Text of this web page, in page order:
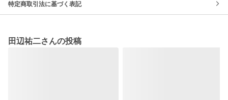
特定商取引法に基づく表記
田辺祐二さんの投稿